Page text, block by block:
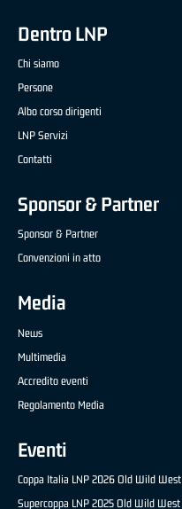
Dentro LNP
Chi siamo
Persone
Albo corso dirigenti
LNP Servizi
Contatti
Sponsor & Partner
Sponsor & Partner
Convenzioni in atto
Media
News
Multimedia
Accredito eventi
Regolamento Media
Eventi
Coppa Italia LNP 2026 Old Wild West
Supercoppa LNP 2025 Old Wild West